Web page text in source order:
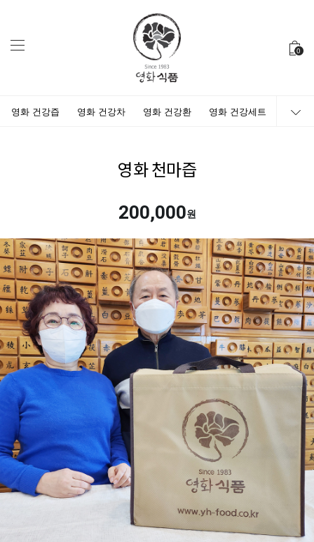
0
영화 건강즙 영화 건강차 영화 건강환 영화 건강세트
영화 천마즙
200,000원